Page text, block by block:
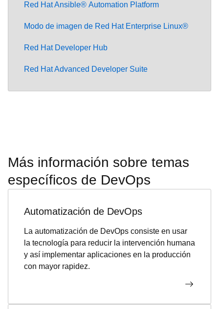
Red Hat Ansible® Automation Platform
Modo de imagen de Red Hat Enterprise Linux®
Red Hat Developer Hub
Red Hat Advanced Developer Suite
Más información sobre temas
específicos de DevOps
Automatización de DevOps
La automatización de DevOps consiste en usar
la tecnología para reducir la intervención humana
y así implementar aplicaciones en la producción
con mayor rapidez.